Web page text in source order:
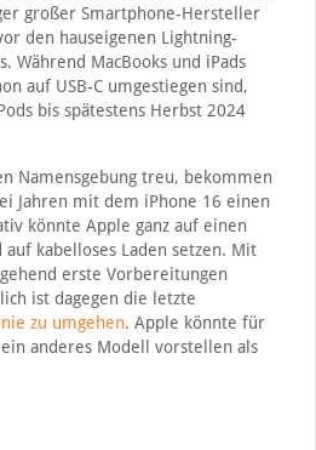
großer Smartphone-Hersteller
den hauseigenen Lightning-
Während MacBooks und iPads
auf USB-C umgestiegen sind,
bis spätestens Herbst 2024
Namensgebung treu, bekommen
Jahren mit dem iPhone 16 einen
könnte Apple ganz auf einen
auf kabelloses Laden setzen. Mit
erste Vorbereitungen
ist dagegen die letzte
zu umgehen. Apple könnte für
anderes Modell vorstellen als